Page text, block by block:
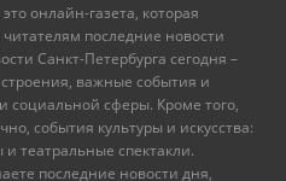
онлайн-газета, которая
последние новости
Санкт-Петербурга сегодня –
важные события и
социальной сферы. Кроме того,
события культуры и искусства:
театральные спектакли.
последние новости дня,